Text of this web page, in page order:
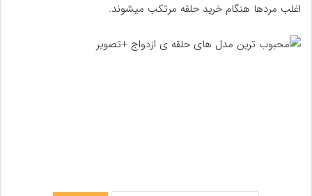
اغلب مردها هنگام خرید حلقه مرتکب میشوند.